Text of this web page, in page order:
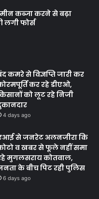
कब्जा करने से बढ़ा
लगी फोर्स
कमरे से विज्ञप्ति जारी कर
कर रहे डीएओ,
को लूट रहे निजी
4 days ago
से जनरेट अलनजीरा कि
व खबर से फूले नहीं समा
मुगलसराय कोतवाल,
के बीच पिट रही पुलिस
6 days ago